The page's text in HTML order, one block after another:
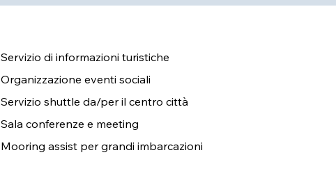
Servizio di informazioni turistiche
Organizzazione eventi sociali
Servizio shuttle da/per il centro città
Sala conferenze e meeting
Mooring assist per grandi imbarcazioni